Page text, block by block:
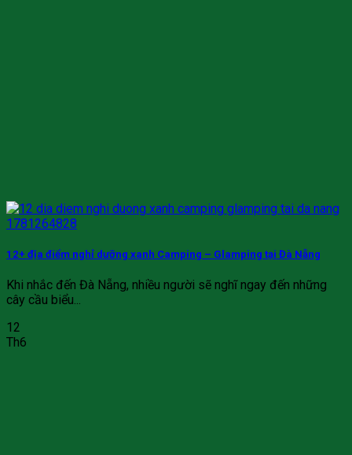
12+ địa điểm nghỉ dưỡng xanh Camping – Glamping tại Đà Nẵng
Khi nhắc đến Đà Nẵng, nhiều người sẽ nghĩ ngay đến những
cây cầu biểu...
12
Th6